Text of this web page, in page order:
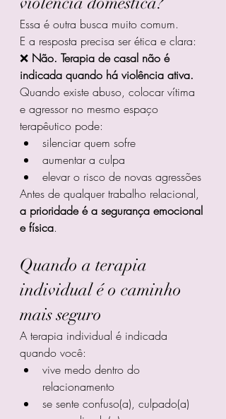
Essa é outra busca muito comum.
E a resposta precisa ser ética e clara:
❌ Não. Terapia de casal não é
indicada quando há violência ativa.
Quando existe abuso, colocar vítima
e agressor no mesmo espaço
terapêutico pode:
silenciar quem sofre
aumentar a culpa
elevar o risco de novas agressões
Antes de qualquer trabalho relacional,
a prioridade é a segurança emocional
e física.
Quando a terapia
individual é o caminho
mais seguro
A terapia individual é indicada
quando você:
vive medo dentro do
relacionamento
se sente confuso(a), culpado(a)